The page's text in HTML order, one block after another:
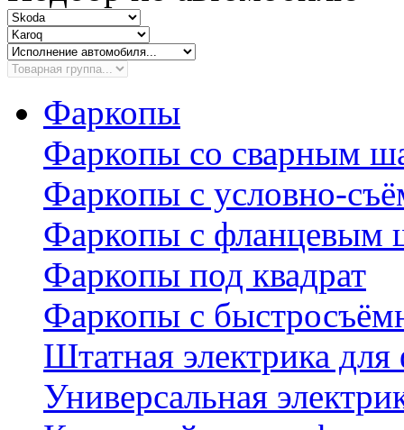
Фаркопы
Фаркопы со сварным
Фаркопы с условно-
Фаркопы с фланцевым
Фаркопы под квадрат
Фаркопы с
Штатная электрика
Универсальная